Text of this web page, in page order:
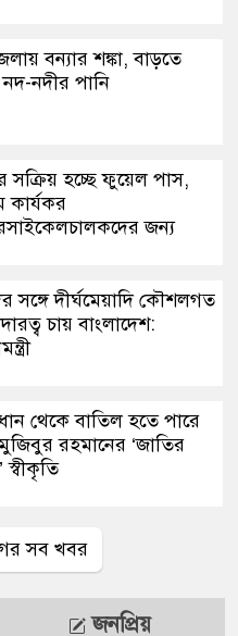
বন্যার শঙ্কা, বাড়তে
নদীর পানি
সক্রিয় হচ্ছে ফুয়েল পাস,
কার্যকর
জন্য
সঙ্গে দীর্ঘমেয়াদি কৌশলগত
চায় বাংলাদেশ:
থেকে বাতিল হতে পারে
রহমানের ‘জাতির
স্বীকৃতি
সব খবর
জনপ্রিয়